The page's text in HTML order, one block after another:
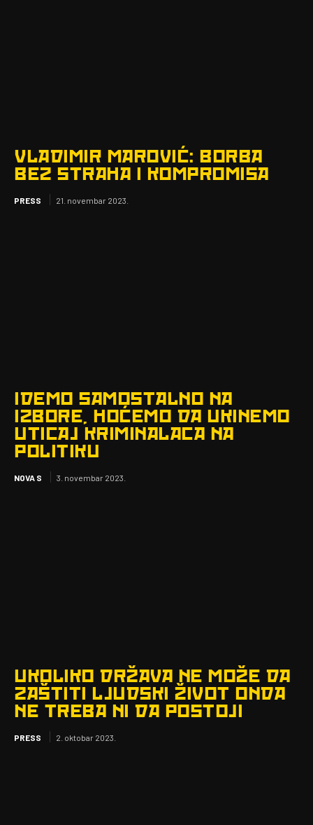
VLADIMIR MAROVIĆ: BORBA
BEZ STRAHA I KOMPROMISA
PRESS 21. novembar 2023.
IDEMO SAMOSTALNO NA
IZBORE, HOĆEMO DA UKINEMO
UTICAJ KRIMINALACA NA
POLITIKU
NOVA S 3. novembar 2023.
UKOLIKO DRŽAVA NE MOŽE DA
ZAŠTITI LJUDSKI ŽIVOT ONDA
NE TREBA NI DA POSTOJI
PRESS 2. oktobar 2023.